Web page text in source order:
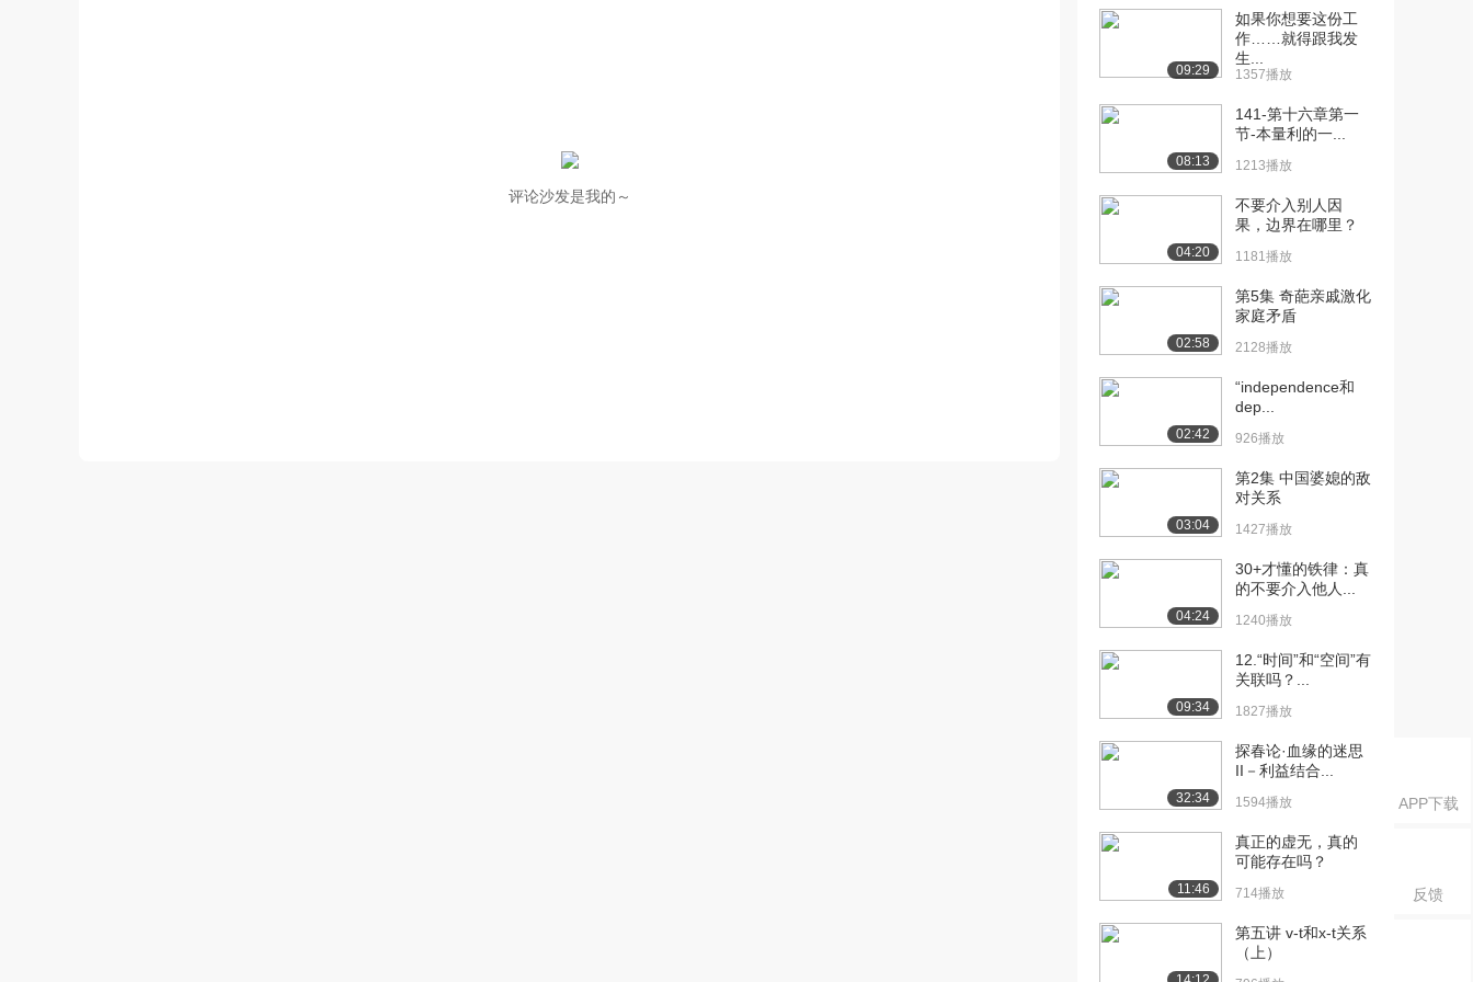
APP下载
反馈
评论沙发是我的～
[12] 7.格助词（2）（下） 06:04
[13] 8.动词未然形及其用
09:20
[14] 8.动词未然形及其用
法（下）
741播放
[16] 11.副助词（1）
[17] 12.副助词（2）
[18] 13.补助动词（上） 06:04
[19] 13.补助动词（下）
1565播放
[20] 14.授受关系（上） 06:34
[21] 14.授受关系（下） 待播放
1088播放
[23] 15.终助词（下）
955播放
[24] 16.句子的构成 06:23
饰（上）
09:29
如果你想要这份工
作……就得跟我发
生...
1357播放
08:13
141-第十六章第一
节-本量利的一...
1213播放
04:20
不要介入别人因
果，边界在哪里？
1181播放
02:58
第5集 奇葩亲戚激化
家庭矛盾
2128播放
02:42
“independence和
dep...
926播放
03:04
第2集 中国婆媳的敌
对关系
1427播放
04:24
30+才懂的铁律：真
的不要介入他人...
1240播放
09:34
12.“时间”和“空间”有
关联吗？...
1827播放
32:34
探春论·血缘的迷思
II－利益结合...
1594播放
11:46
真正的虚无，真的
可能存在吗？
714播放
第五讲 v-t和x-t关系
（上）